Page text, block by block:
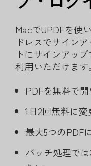
MacでUPDFを使
ドレスでサイン
トにサインアッ
利用いただけます。
PDFを無料で
1日2回無料に変
最大5つのPDF
バッチ処理で